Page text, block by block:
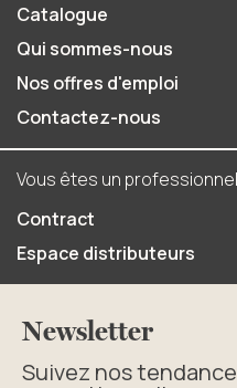
Catalogue
Qui sommes-nous
Nos offres d'emploi
Contactez-nous
Vous êtes un
Contract
Espace distributeurs
Newsletter
Suivez nos